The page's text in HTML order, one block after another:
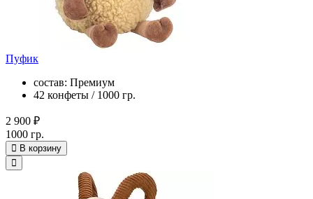
Пуфик
состав: Премиум
42 конфеты / 1000 гр.
2 900 ₽
1000 гр.
В корзину